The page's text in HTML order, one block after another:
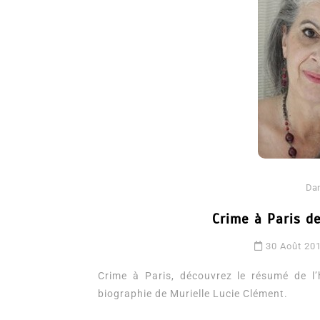
Crime à Paris
30 Août
Crime à Paris, découvrez le résumé de
biographie de Murielle Lucie Clément.
3 052 words
littérature sentimentale romance